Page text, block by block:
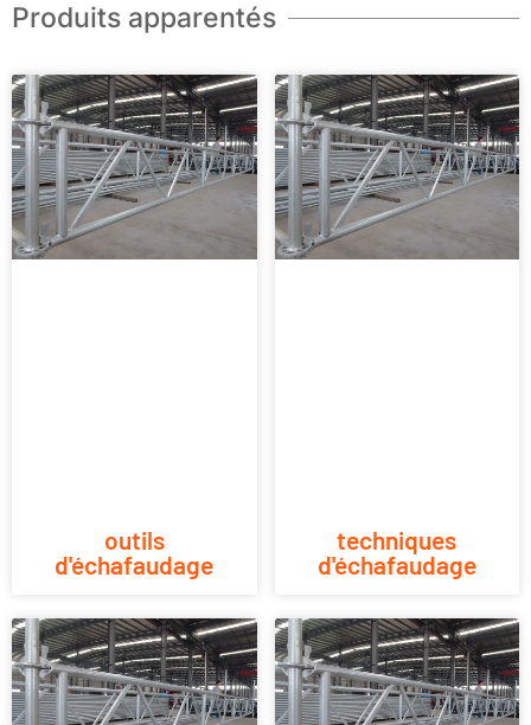
Produits apparentés
outils
d'échafaudage
techniques
d'échafaudage